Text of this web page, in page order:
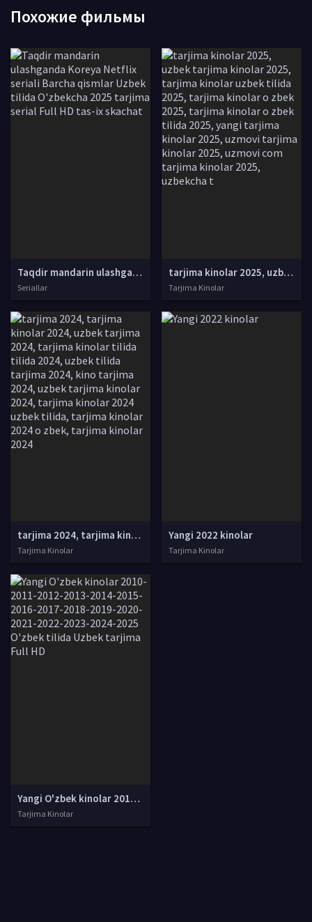
Похожие фильмы
Taqdir mandarin ulashganda Koreya Netflix seriali Barcha qismlar Uzbek tilida O'zbekcha 2025 tarjima serial Full HD tas-ix skachat
Seriallar
tarjima kinolar 2025, uzbek tarjima kinolar 2025, tarjima kinolar uzbek tilida 2025, tarjima kinolar o zbek 2025, tarjima kinolar o zbek tilida 2025, yangi tarjima kinolar 2025, uzmovi tarjima kinolar 2025, uzmovi com tarjima kinolar 2025, uzbekcha t
Tarjima Kinolar
tarjima 2024, tarjima kinolar 2024, uzbek tarjima 2024, tarjima kinolar tilida tilida 2024, uzbek tilida tarjima 2024, kino tarjima 2024, uzbek tarjima kinolar 2024, tarjima kinolar 2024 uzbek tilida, tarjima kinolar 2024 o zbek, tarjima kinolar 2024
Tarjima Kinolar
Yangi 2022 kinolar
Tarjima Kinolar
Yangi O'zbek kinolar 2010-2011-2012-2013-2014-2015-2016-2017-2018-2019-2020-2021-2022-2023-2024-2025 O'zbek tilida Uzbek tarjima Full HD
Tarjima Kinolar